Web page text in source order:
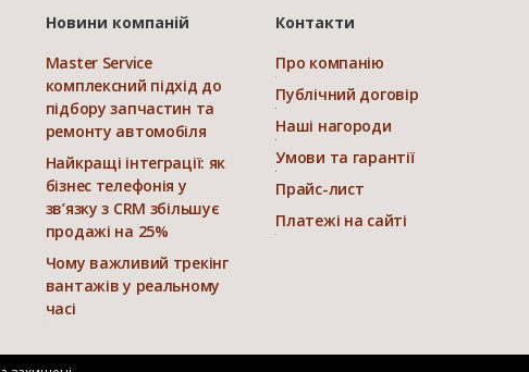
Новини компаній
Master Service
комплексний підхід до
підбору запчастин та
ремонту автомобіля
Найкращі інтеграції: як
бізнес телефонія у
зв’язку з CRM збільшує
продажі на 25%
Чому важливий трекінг
вантажів у реальному
часі
Контакти
Про компанію
Публічний договір
Наші нагороди
Умови та гарантії
Прайс-лист
Платежі на сайті